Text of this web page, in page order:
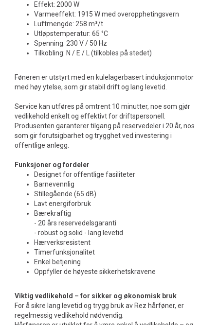
Effekt: 2000 W
Varmeeffekt: 1915 W med overopphetingsvern
Luftmengde: 258 m³/t
Utløpstemperatur: 65 °C
Spenning: 230 V / 50 Hz
Tilkobling: N / E / L (tilkobles på stedet)
Føneren er utstyrt med en kulelagerbasert induksjonmotor
med høy ytelse, som gir stabil drift og lang levetid.
Service kan utføres på omtrent 10 minutter, noe som gjør
vedlikehold enkelt og effektivt for driftspersonell.
Produsenten garanterer tilgang på reservedeler i 20 år, nos
som gir forutsigbarhet og trygghet ved investering i
offentlige anlegg.
Funksjoner og fordeler
Designet for offentlige fasiliteter
Barnevennlig
Stillegående (65 dB)
Lavt energiforbruk
Bærekraftig
- 20 års reservedelsgaranti
- robust og solid - lang levetid
Hærverksresistent
Timerfunksjonalitet
Enkel betjening
Oppfyller de høyeste sikkerhetskravene
Viktig vedlikehold – for sikker og økonomisk bruk
For å sikre lang levetid og trygg bruk av Rez hårføner, er
regelmessig vedlikehold nødvendig.